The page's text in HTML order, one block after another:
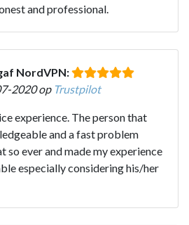
and professional.
NordVPN:
2020 op Trustpilot
experience. The person that
and a fast problem
so ever and made my experience
especially considering his/her